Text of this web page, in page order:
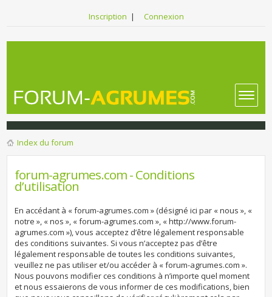
Inscription | Connexion
Index du forum
forum-agrumes.com - Conditions
d’utilisation
En accédant à « forum-agrumes.com » (désigné ici par « nous », «
notre », « nos », « forum-agrumes.com », « http://www.forum-
agrumes.com »), vous acceptez d’être légalement responsable
des conditions suivantes. Si vous n’acceptez pas d’être
légalement responsable de toutes les conditions suivantes,
veuillez ne pas utiliser et/ou accéder à « forum-agrumes.com ».
Nous pouvons modifier ces conditions à n’importe quel moment
et nous essaierons de vous informer de ces modifications, bien